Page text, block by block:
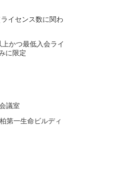
イセンス数に関わ
かつ最低入会ライ
に限定
議室
第一生命ビルディ